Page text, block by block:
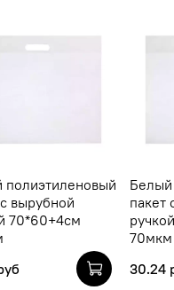
полиэтиленовый
вырубной
70*60+4см
Белый
пакет
70мкм
30.24